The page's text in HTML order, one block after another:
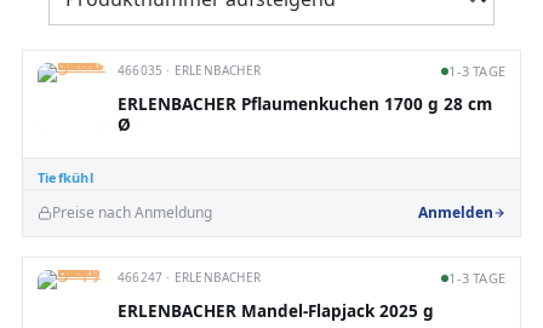
Tiefkühl
466035 · ERLENBACHER 1-3 TAGE
ERLENBACHER Pflaumenkuchen 1700 g 28 cm
Ø
Preise nach Anmeldung Anmelden
466247 · ERLENBACHER 1-3 TAGE
ERLENBACHER Mandel-Flapjack 2025 g